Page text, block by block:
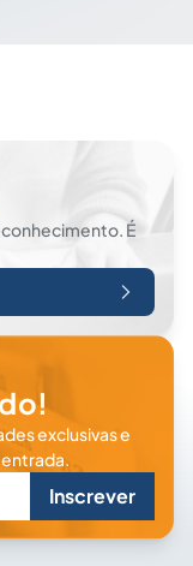
É
exclusivas e
Inscrever